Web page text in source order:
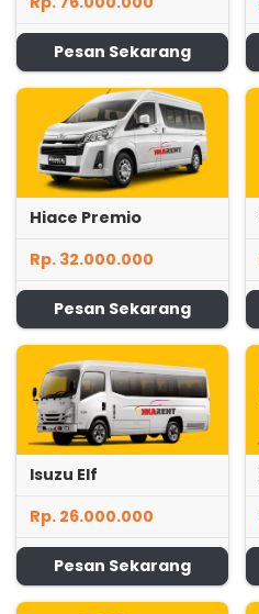
Pesan Sekarang
Hiace Premio
Rp. 32.000.000
Pesan Sekarang
Isuzu Elf
Rp. 26.000.000
Pesan Sekarang